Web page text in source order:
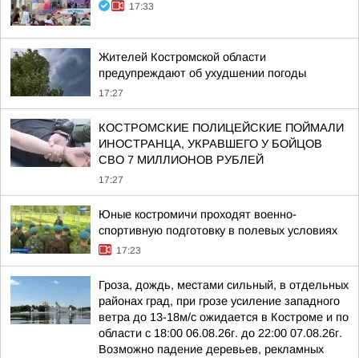
17:33
Жителей Костромской области
предупреждают об ухудшении погоды
17:27
КОСТРОМСКИЕ ПОЛИЦЕЙСКИЕ ПОЙМАЛИ
ИНОСТРАНЦА, УКРАВШЕГО У БОЙЦОВ
СВО 7 МИЛЛИОНОВ РУБЛЕЙ
17:27
Юные костромичи проходят военно-
спортивную подготовку в полевых условиях
17:23
Гроза, дождь, местами сильный, в отдельных
районах град, при грозе усиление западного
ветра до 13-18м/с ожидается в Костроме и по
области с 18:00 06.08.26г. до 22:00 07.08.26г.
Возможно падение деревьев, рекламных